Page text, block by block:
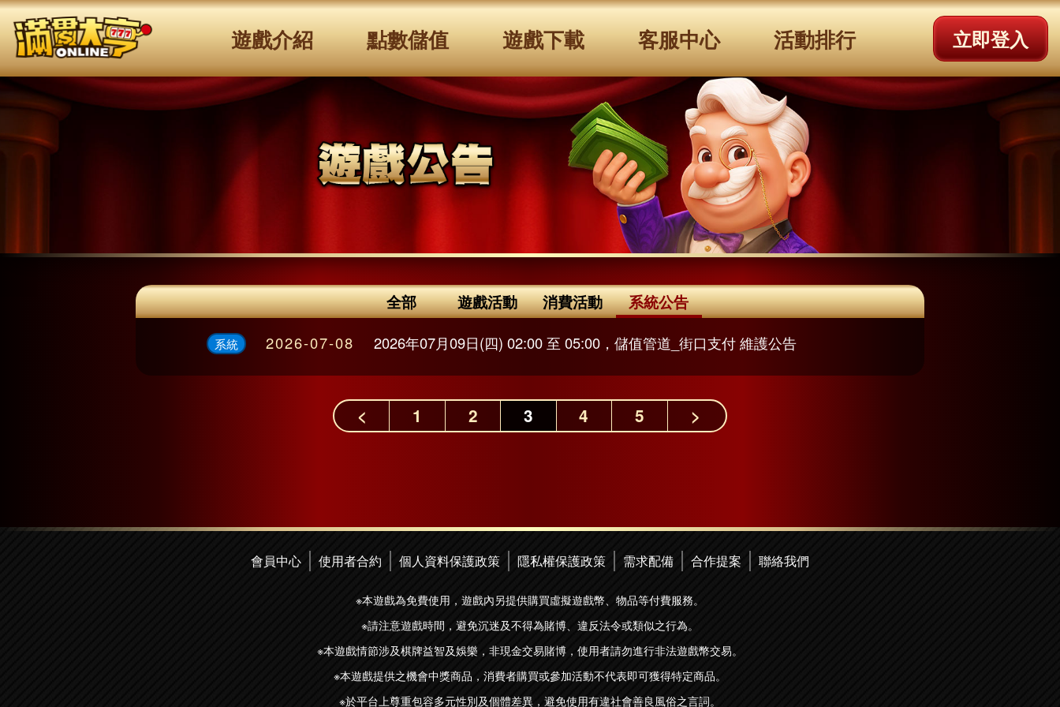
遊戲介紹 點數儲值 遊戲下載 客服中心 活動排行 立即登入
全部 遊戲活動 消費活動 系統公告
系統 2026-07-08 2026年07月09日(四) 02:00 至 05:00，儲值管道_街口支付 維護公告
< 1 2 3 4 5 >
會員中心 使用者合約 個人資料保護政策 隱私權保護政策 需求配備 合作提案 聯絡我們
※本遊戲為免費使用，遊戲內另提供購買虛擬遊戲幣、物品等付費服務。
※請注意遊戲時間，避免沉迷及不得為賭博、違反法令或類似之行為。
※本遊戲情節涉及棋牌益智及娛樂，非現金交易賭博，使用者請勿進行非法遊戲幣交易。
※本遊戲提供之機會中獎商品，消費者購買或參加活動不代表即可獲得特定商品。
※於平台上尊重包容多元性別及個體差異，避免使用有違社會善良風俗之言詞。